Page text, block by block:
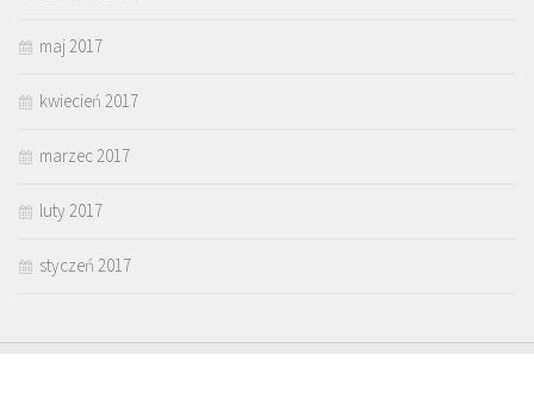
maj 2017
kwiecień 2017
marzec 2017
luty 2017
styczeń 2017